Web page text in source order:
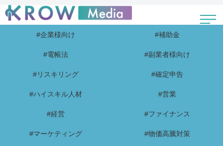
#企業様向け #補助金
#電帳法 #副業者様向け
#リスキリング #確定申告
#ハイスキル人材 #営業
#経営 #ファイナンス
#マーケティング #物価高騰対策